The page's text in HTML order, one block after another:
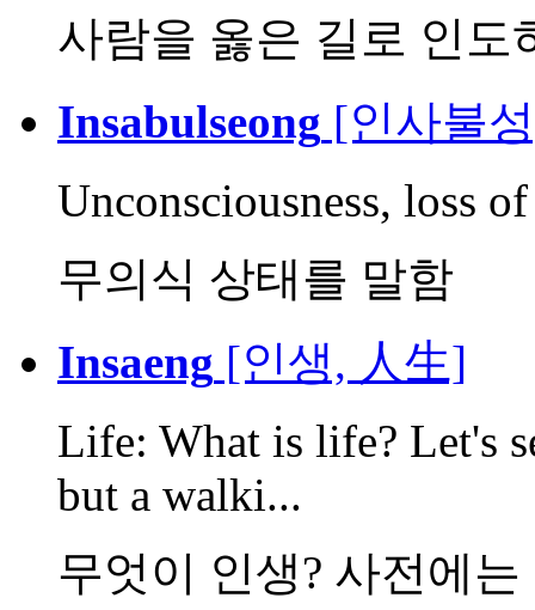
사람을 옳은 길로 인도
Insabulseong [인사불
Unconsciousness, loss
무의식 상태를 말함
Insaeng [인생, 人生]
Life: What is life? Let's
but a walki...
무엇이 인생? 사전에